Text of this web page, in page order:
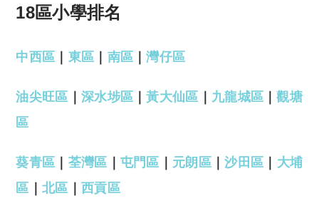
18區小學排名
中西區 東區 南區 ｜灣仔區
油尖旺區 深水埗區 ｜黃大仙區 九龍城區 ｜觀塘
區
葵青區 荃灣區 屯門區 元朗區｜沙田區
大埔
區 ｜北區 西貢區